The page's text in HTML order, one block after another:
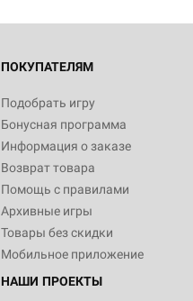
ПОКУПАТЕЛЯМ
Подобрать игру
Бонусная программа
Информация о заказе
Возврат товара
Помощь с правилами
Архивные игры
Товары без скидки
Мобильное приложение
НАШИ ПРОЕКТЫ